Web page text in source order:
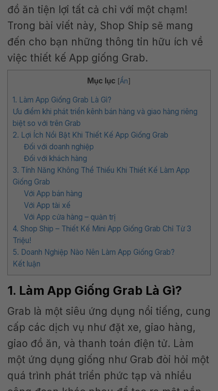
đồ ăn tiện lợi tất cả chỉ với một chạm!
Trong bài viết này, Shop Ship sẽ mang
đến cho bạn những thông tin hữu ích về
việc thiết kế App giống Grab.
Mục lục [Ẩn]
1. Làm App Giống Grab Là Gì?
Ưu điểm khi phát triển kênh bán hàng và giao hàng riêng
biệt so với trên Grab
2. Lợi Ích Nổi Bật Khi Thiết Kế App Giống Grab
Đối với doanh nghiệp
Đối với khách hàng
3. Tính Năng Không Thể Thiếu Khi Thiết Kế Làm App
Giống Grab
Với App bán hàng
Với App tài xế
Với App cửa hàng – quản trị
4. Shop Ship – Thiết Kế Mini App Giống Grab Chỉ Từ 3
Triệu!
5. Doanh Nghiệp Nào Nên Làm App Giống Grab?
Kết luận
1. Làm App Giống Grab Là Gì?
Grab là một siêu ứng dụng nổi tiếng, cung
cấp các dịch vụ như đặt xe, giao hàng,
giao đồ ăn, và thanh toán điện tử. Làm
một ứng dụng giống như Grab đòi hỏi một
quá trình phát triển phức tạp và nhiều